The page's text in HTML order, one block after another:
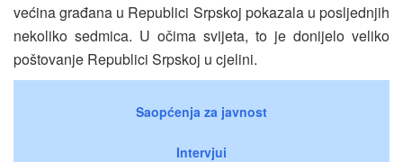
većina građana u Republici Srpskoj pokazala u posljednjih
nekoliko sedmica. U očima svijeta, to je donijelo veliko
poštovanje Republici Srpskoj u cjelini.
Saopćenja za javnost
Intervjui